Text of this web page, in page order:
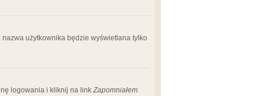
nazwa użytkownika będzie wyświetlana tylko
logowania i kliknij na link Zapomniałem